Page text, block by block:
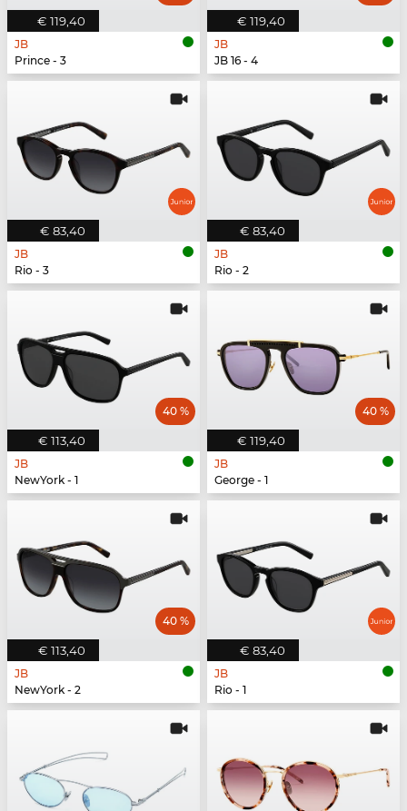
€ 119,40
JB
Prince - 3
€ 119,40
JB
JB 16 - 4
€ 83,40
JB
Rio - 3
€ 83,40
JB
Rio - 2
€ 113,40
40 %
JB
NewYork - 1
€ 119,40
40 %
JB
George - 1
€ 113,40
40 %
JB
NewYork - 2
€ 83,40
JB
Rio - 1